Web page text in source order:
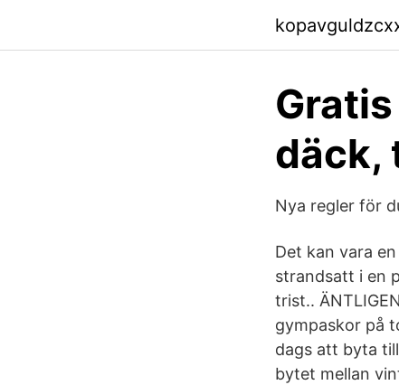
Gratis
däck,
Nya regler för
Det kan vara
strandsatt i en
trist..
gympaskor på
dags att byta
bytet mellan